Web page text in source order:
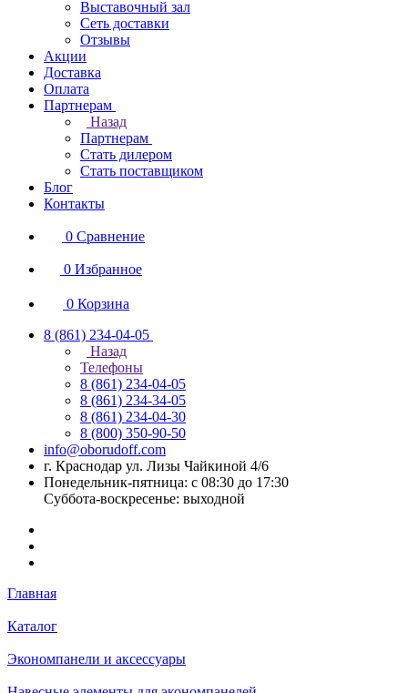
Выставочный зал
Сеть доставки
Отзывы
Акции
Доставка
Оплата
Партнерам
Назад
Партнерам
Стать дилером
Стать поставщиком
Блог
Контакты
0 Сравнение
0 Избранное
0 Корзина
8 (861) 234-04-05
Назад
Телефоны
8 (861) 234-04-05
8 (861) 234-34-05
8 (861) 234-04-30
8 (800) 350-90-50
info@oborudoff.com
г. Краснодар ул. Лизы Чайкиной 4/6
Понедельник-пятница: с 08:30 до 17:30
Суббота-воскресенье: выходной
Главная
Каталог
Экономпанели и аксессуары